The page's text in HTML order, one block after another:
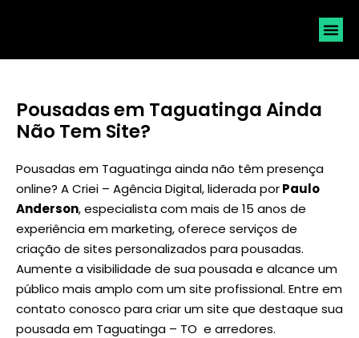
Pousadas em Taguatinga Ainda
Não Tem Site?
Pousadas em Taguatinga ainda não têm presença
online? A Criei – Agência Digital, liderada porPaulo
Anderson, especialista com mais de 15 anos de
experiência em marketing, oferece serviços de
criação de sites personalizados para pousadas.
Aumente a visibilidade de sua pousada e alcance um
público mais amplo com um site profissional. Entre em
contato conosco para criar um site que destaque sua
pousada em Taguatinga – TO e arredores.